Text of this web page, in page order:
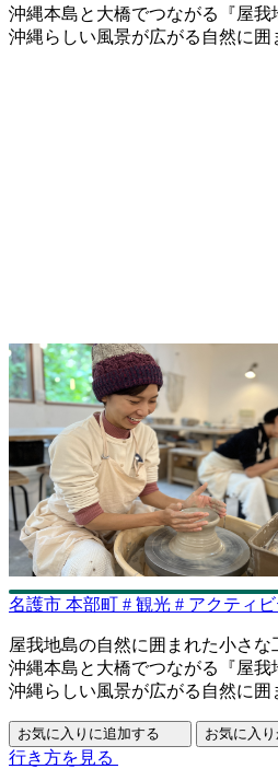
沖縄本島と大橋でつながる『屋
沖縄らしい風景が広がる自然に囲
名護市 本部町 # 観光 # アクティ
屋我地島の自然に囲まれた小さな
沖縄本島と大橋でつながる『屋
沖縄らしい風景が広がる自然に囲
お気に入りに追加する お気に入
行き方を見る